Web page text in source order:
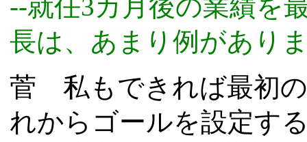
--就任3カ月後の業績を
長は、あまり例があり
菅 私もできれば最初
れからゴールを設定す